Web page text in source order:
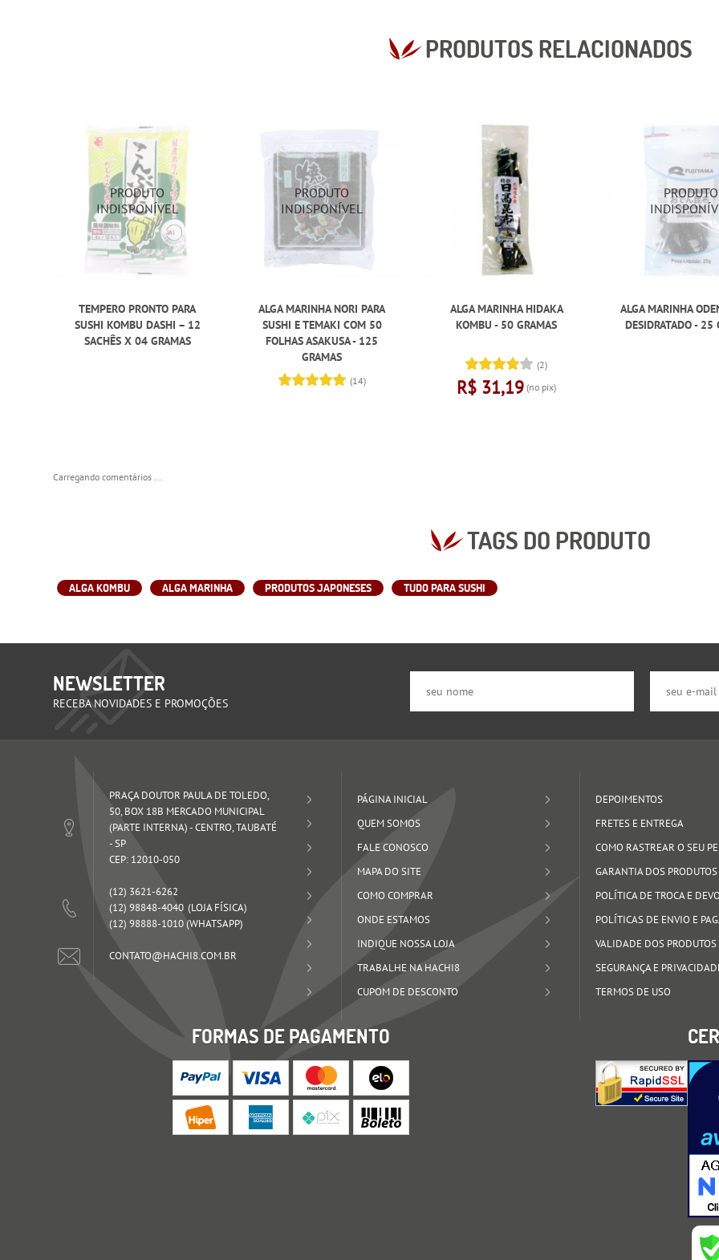
PRODUTOS RELACIONADOS
TEMPERO PRONTO PARA
SUSHI KOMBU DASHI – 12
SACHÊS X 04 GRAMAS
ALGA MARINHA NORI PARA
SUSHI E TEMAKI COM 50
FOLHAS ASAKUSA - 125
GRAMAS
(14)
ALGA MARINHA HIDAKA
KOMBU - 50 GRAMAS
(2)
R$ 31,19 (no pix)
ALGA MARINHA
DESIDRATADO - 25
Carregando comentários ...
TAGS DO PRODUTO
ALGA KOMBU ALGA MARINHA PRODUTOS JAPONESES TUDO PARA SUSHI
NEWSLETTER
RECEBA NOVIDADES E PROMOÇÕES
PRAÇA DOUTOR PAULA DE TOLEDO,
50, BOX 18B MERCADO MUNICIPAL
(PARTE INTERNA)-CENTRO, TAUBATÉ
-SP
CEP: 12010-050
(12) 3621-6262
(12) 98848-4040
(12) 98888-1010(WHATSAPP)
CONTATO@HACHI8.COM.BR
PÁGINA INICIAL
QUEM SOMOS
FALE CONOSCO
MAPA DO SITE
COMO COMPRAR
ONDE ESTAMOS
INDIQUE NOSSA LOJA
TRABALHE NA HACHI8
CUPOM DE DESCONTO
DEPOIMENTOS
FRETES E ENTREGA
COMO RASTREAR O SEU
GARANTIA DOS PRODUTOS
POLÍTICA DE TROCA E
POLÍTICAS DE ENVIO E
VALIDADE DOS PRODUTOS
SEGURANÇA E
TERMOS DE USO
FORMAS DE PAGAMENTO